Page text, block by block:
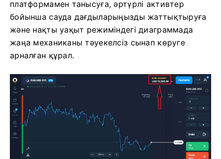
АҚШ доллары бар демо-шот бар. Демо-шот - бұл
платформамен танысуға, әртүрлі активтер
бойынша сауда дағдыларыңызды жаттықтыруға
және нақты уақыт режиміндегі диаграммада
жаңа механиканы тәуекелсіз сынап көруге